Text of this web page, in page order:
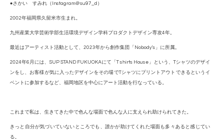
●さかい すみれ（ Instagram＠su97_d）
2002年福岡県久留米市生まれ。
九州産業大学芸術学部生活環境デザイン学科プロダクトデザイン専攻4年。
最近はアーティスト活動として、 2023年から創作集団「Nobody’s」に所属。
2024年6月には、SUP STAND FUKUOKAにて「T shirts House」という、Tシャツのデザイ
ンをし、お客様が気に入ったデザインをその場でTシャツにプリントアウトできるというイ
ベントに参加するなど、福岡地区を中心にアート活動を行なっている。
これまで私は、生きてきた中で色んな場面で色んな人に支えられ助けられてきた。
きっと自分が気づいていないところでも、誰かが助けてくれた場面も多々あると感じてい
る。